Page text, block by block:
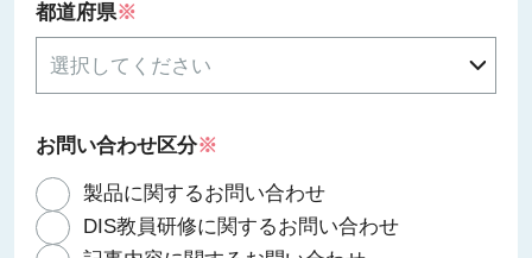
都道府県※
お問い合わせ区分※
製品に関するお問い合わせ
DIS教員研修に関するお問い合わせ